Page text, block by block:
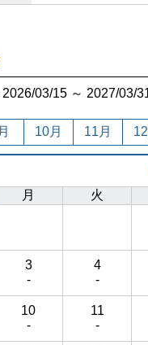
03/15 ～ 2027/03/
10月 11月
月 火
3
-
4
-
10
-
11
-